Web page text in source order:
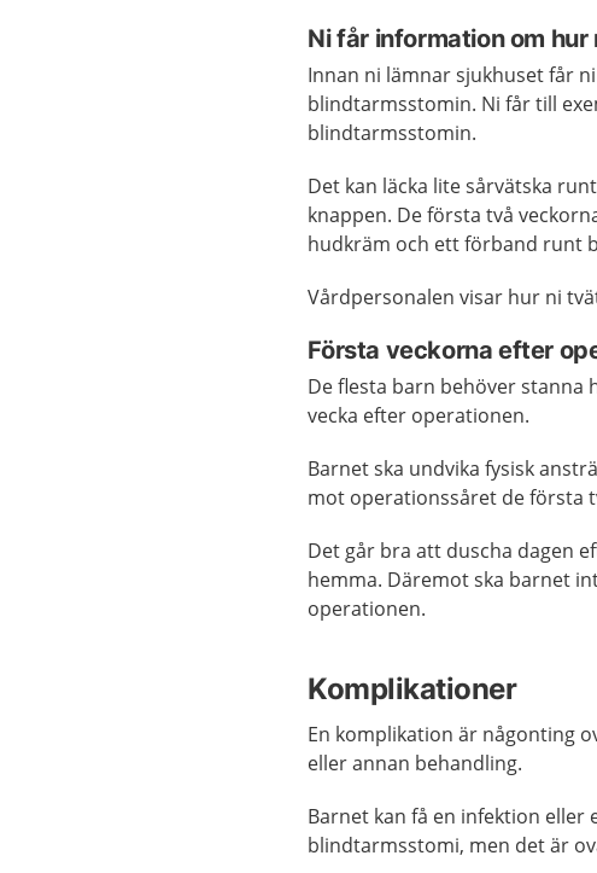
Ni får information om
Innan ni lämnar sjukhuset får
blindtarmsstomin. Ni får till
blindtarmsstomin.
Det kan läcka lite sårvätska
knappen. De första två
hudkräm och ett förband runt
Vårdpersonalen visar hur ni
Första veckorna efter
De flesta barn behöver stanna
vecka efter operationen.
Barnet ska undvika fysisk
mot operationssåret de första
Det går bra att duscha dagen
hemma. Däremot ska barnet
operationen.
Komplikationer
En komplikation är någonting
eller annan behandling.
Barnet kan få en infektion
blindtarmsstomi, men det är